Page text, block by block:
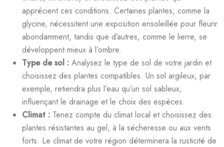
apprécient ces conditions. Certaines plantes, comme la
glycine, nécessitent une exposition ensoleillée pour fleurir
abondamment, tandis que d’autres, comme le lierre, se
développent mieux à l’ombre.
Type de sol : Analysez le type de sol de votre jardin et
choisissez des plantes compatibles. Un sol argileux, par
exemple, retiendra plus l’eau qu’un sol sableux,
influençant le drainage et le choix des espèces.
Climat : Tenez compte du climat local et choisissez des
plantes résistantes au gel, à la sécheresse ou aux vents
forts. Le climat de votre région déterminera la rusticité de